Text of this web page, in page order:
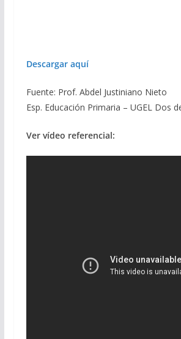
Descargar aquí
Fuente: Prof. Abdel Justiniano Nieto
Esp. Educación Primaria – UGEL Dos
Ver vídeo referencial: